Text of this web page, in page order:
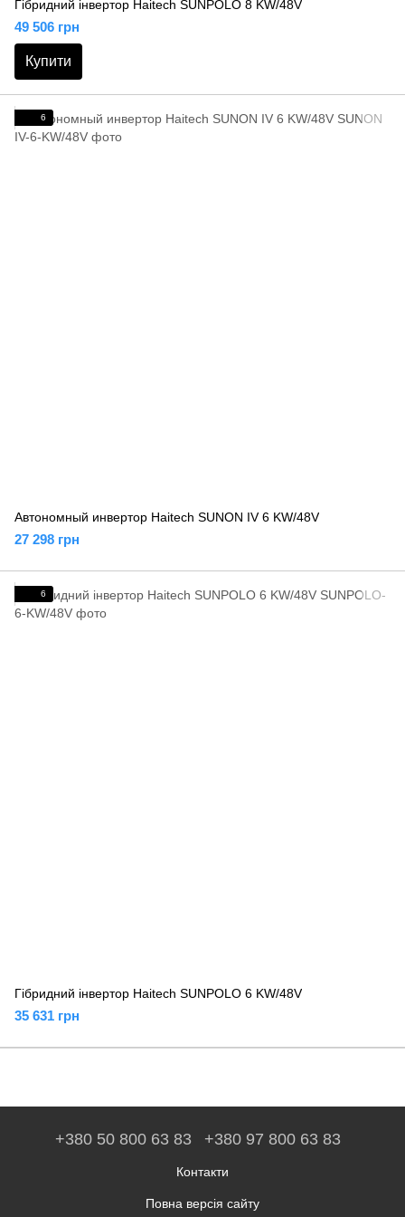
Гібридний інвертор Haitech SUNPOLO 8 KW/48V
49 506 грн
Купити
6
Автономный инвертор Haitech SUNON IV 6 KW/48V
27 298 грн
6
Гібридний інвертор Haitech SUNPOLO 6 KW/48V
35 631 грн
+380 50 800 63 83 +380 97 800 63 83
Контакти
Повна версія сайту